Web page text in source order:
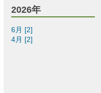
2026年
6月 [2]
4月 [2]